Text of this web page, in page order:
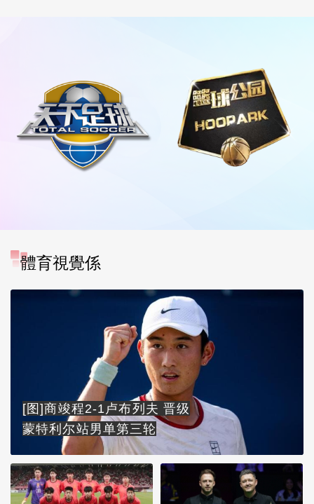
體育視覺係
[图]商竣程2-1卢布列夫 晋级
蒙特利尔站男单第三轮